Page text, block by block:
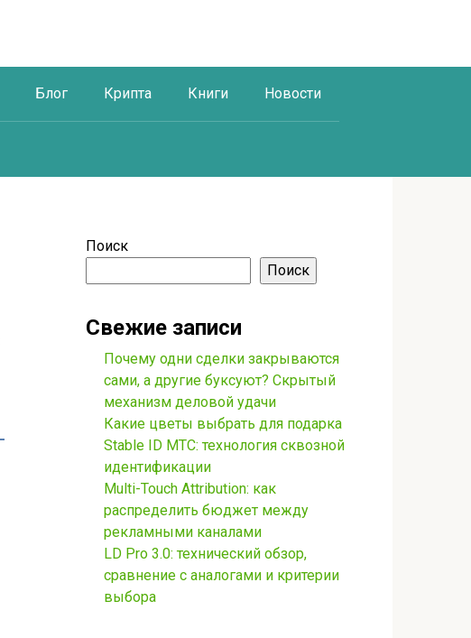
Блог Крипта Книги Новости
Поиск
Поиск
Свежие записи
Почему одни сделки закрываются
сами, а другие буксуют? Скрытый
механизм деловой удачи
Какие цветы выбрать для подарка
Stable ID МТС: технология сквозной
идентификации
Multi-Touch Attribution: как
распределить бюджет между
рекламными каналами
LD Pro 3.0: технический обзор,
сравнение с аналогами и критерии
выбора